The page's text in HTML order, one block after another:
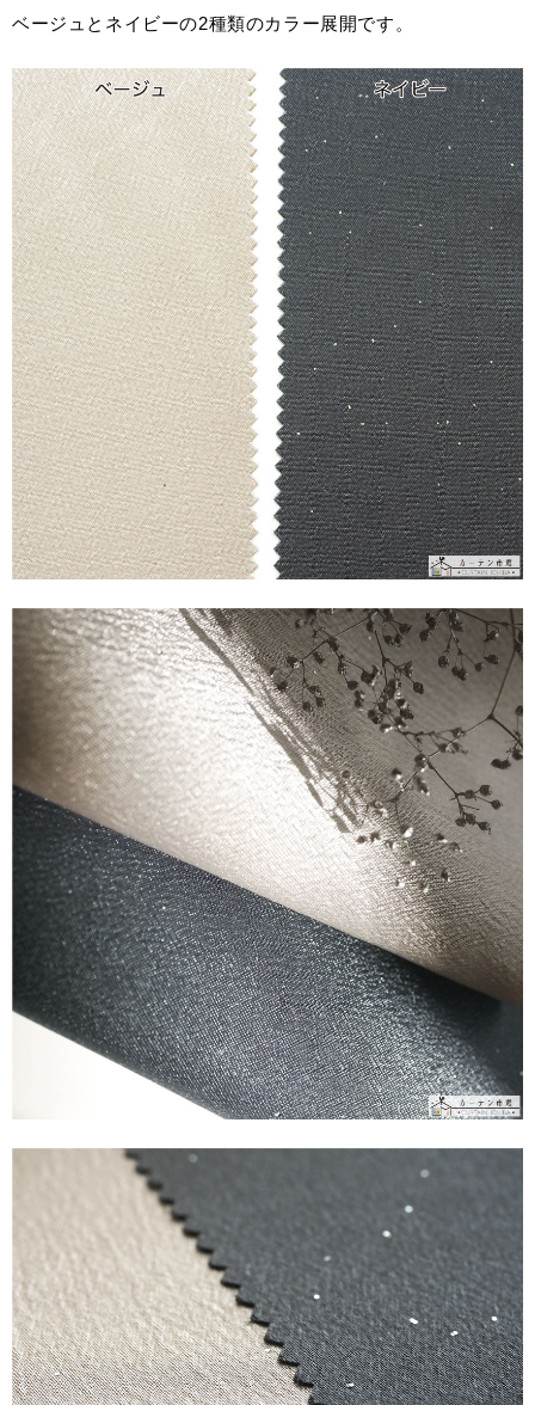
ベージュとネイビーの2種類のカラー展開です。